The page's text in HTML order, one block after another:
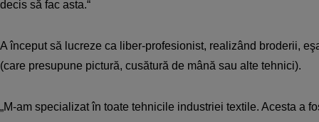
decis să fac asta.“
A început să lucreze ca liber-pro­­fesionist, realizând broderii,
(care presupune pictură, cusătură de mână sau alte tehnici).
„M-am specializat în toate tehnicile industriei textile. Acesta a